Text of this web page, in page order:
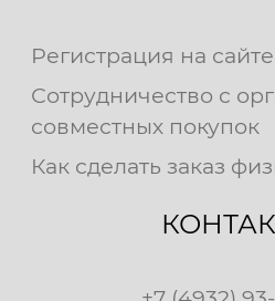
Регистрация на сайте
Сотрудничество с
совместных покупок
Как сделать заказ